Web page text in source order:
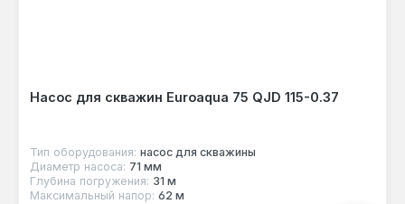
Насос для скважин Euroaqua 75 QJD 115-0.37
Тип оборудования: насос для скважины
Диаметр насоса: 71 мм
Глубина погружения: 31 м
Максимальный напор: 62 м